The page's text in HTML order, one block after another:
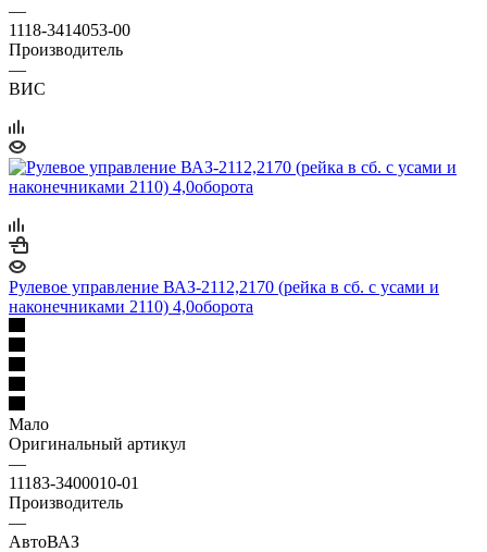
—
1118-3414053-00
Производитель
—
ВИС
Рулевое управление ВАЗ-2112,2170 (рейка в сб. с усами и
наконечниками 2110) 4,0оборота
Мало
Оригинальный артикул
—
11183-3400010-01
Производитель
—
АвтоВАЗ